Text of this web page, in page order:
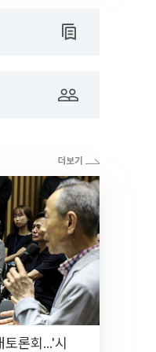
론회...'시